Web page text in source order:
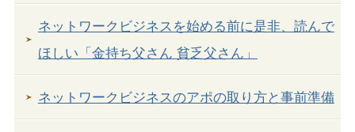
ネットワークビジネスを始める前に是非、読んで
ほしい「金持ち父さん 貧乏父さん」
ネットワークビジネスのアポの取り方と事前準備